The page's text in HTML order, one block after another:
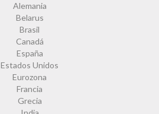
Alemania
Belarus
Brasil
Canadá
España
Estados Unidos
Eurozona
Francia
Grecia